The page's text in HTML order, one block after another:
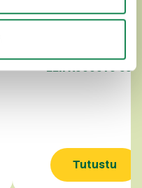
LEIPÄJUUSTO
Tutustu